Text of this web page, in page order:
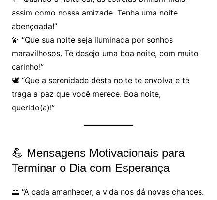
assim como nossa amizade. Tenha uma noite
abençoada!”
💫 “Que sua noite seja iluminada por sonhos
maravilhosos. Te desejo uma boa noite, com muito
carinho!”
🕊 “Que a serenidade desta noite te envolva e te
traga a paz que você merece. Boa noite,
querido(a)!”
💪 Mensagens Motivacionais para
Terminar o Dia com Esperança
🌅 “A cada amanhecer, a vida nos dá novas chances.